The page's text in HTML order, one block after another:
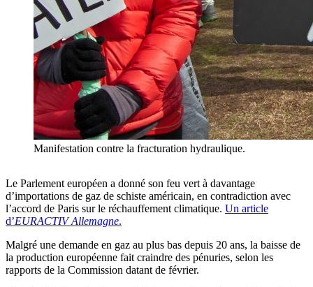
Manifestation contre la fracturation hydraulique.
Le Parlement européen a donné son feu vert à davantage
d’importations de gaz de schiste américain, en contradiction avec
l’accord de Paris sur le réchauffement climatique. Un article
d’EURACTIV Allemagne.
Malgré une demande en gaz au plus bas depuis 20 ans, la baisse de
la production européenne fait craindre des pénuries, selon les
rapports de la Commission datant de février.